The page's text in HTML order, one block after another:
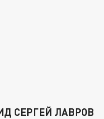
СЕРГЕЙ ЛАВРОВ